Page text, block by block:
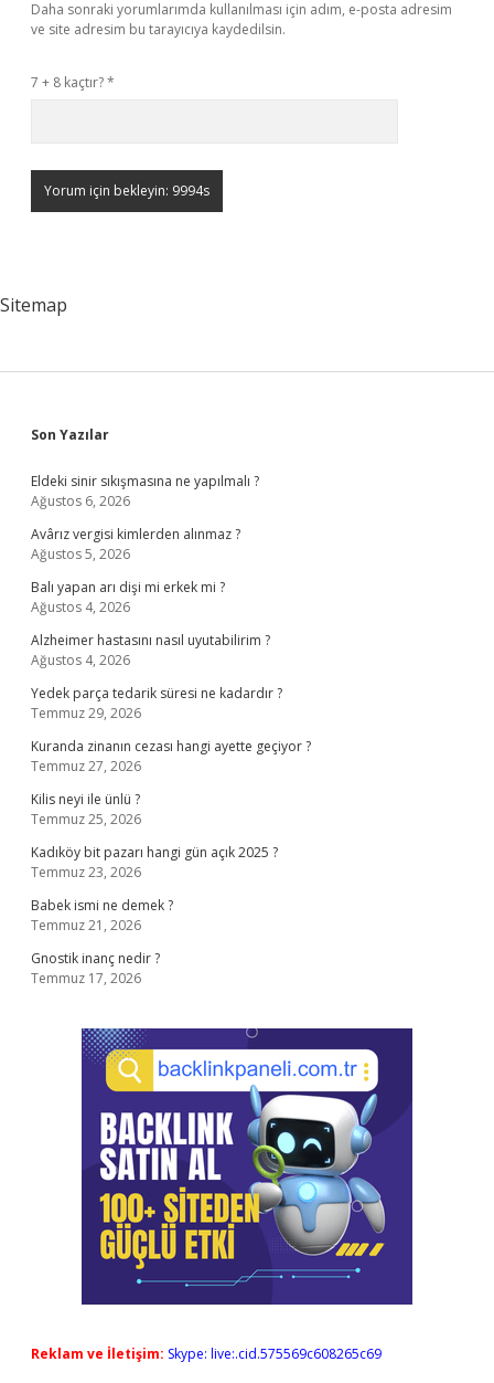
Daha sonraki yorumlarımda kullanılması için adım, e-posta adresim
ve site adresim bu tarayıcıya kaydedilsin.
7 + 8 kaçtır?*
Sitemap
Sidebar
Son Yazılar
Eldeki sinir sıkışmasına ne yapılmalı ?
Ağustos 6, 2026
Avârız vergisi kimlerden alınmaz ?
Ağustos 5, 2026
Balı yapan arı dişi mi erkek mi ?
Ağustos 4, 2026
Alzheimer hastasını nasıl uyutabilirim ?
Ağustos 4, 2026
Yedek parça tedarik süresi ne kadardır ?
Temmuz 29, 2026
Kuranda zinanın cezası hangi ayette geçiyor ?
Temmuz 27, 2026
Kilis neyi ile ünlü ?
Temmuz 25, 2026
Kadıköy bit pazarı hangi gün açık 2025 ?
Temmuz 23, 2026
Babek ismi ne demek ?
Temmuz 21, 2026
Gnostik inanç nedir ?
Temmuz 17, 2026
Reklam ve İletişim: Skype: live:.cid.575569c608265c69